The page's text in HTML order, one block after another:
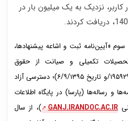
(گنج) را 120 هزار کاربر، نزدیک به یک میلیون بار در
«آیین‌نامه ثبت و اشاعه پیشنهادها،
تحصیلات تکمیلی و صیانت از حقوق
پدیدآوران در آن‌ها» (شماره ۱۹۵۹۲۹/و تاریخ ۶/۹/۱۳۹۵)؛ دسترسی آزاد
و رساله‌ها (پارسا) در پایگاه اطلاعات
GANJ.IRANDOC.AC.IR
)، از سال